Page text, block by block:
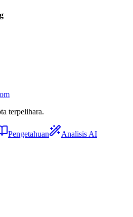
terpelihara.
Pengetahuan Analisis AI